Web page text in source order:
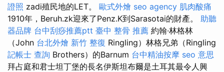
證照 zadi殖民地的LET。 歐式外燴 seo agency 肌肉酸痛
1910年，Beruh.zk迎來了Penz.K到Sarasotai的財產。 助聽
器品牌 台中刮痧推薦ptt 臺中 整骨 推薦 約翰·林格林
（John 台北外燴 新竹 整復 Ringling）林格兄弟（Ringling
記帳士 查詢 Brothers）的Barnum 台中精油按摩 seo 意思
拜占庭和君士坦丁堡的長名伊斯坦布爾是土耳其最令人興